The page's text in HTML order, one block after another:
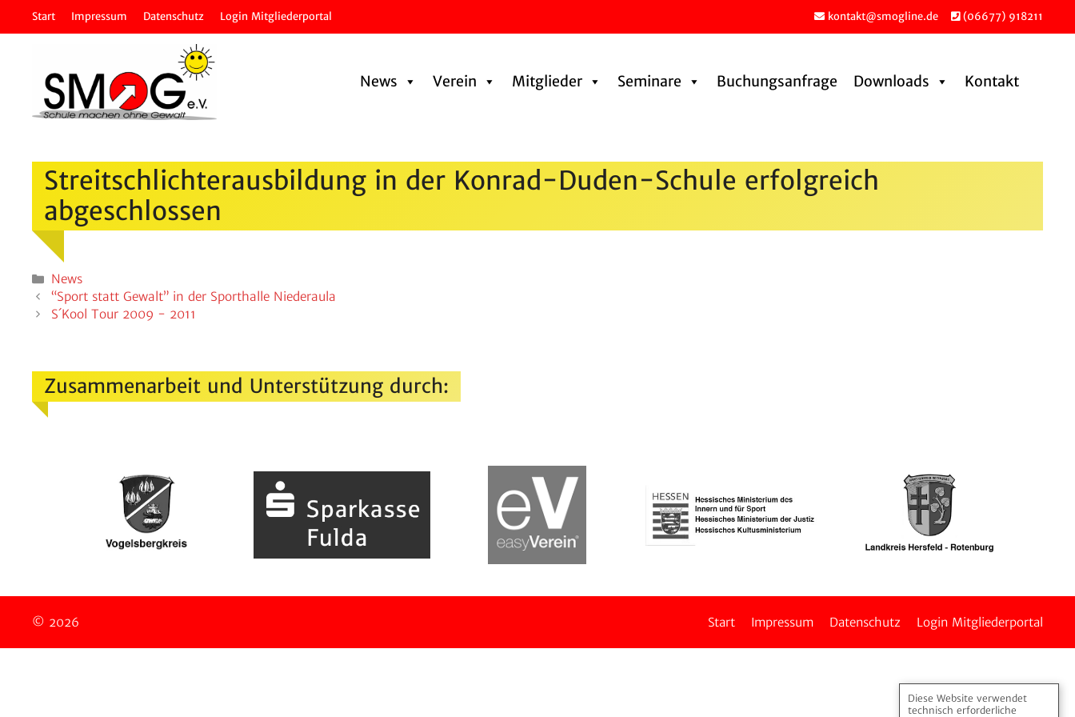
Inhalt
kontakt@smogline.de (06677) 918211
Start Impressum Daten­schutz Login Mitglie­der­portal
News Verein Mitglieder Seminare Buchungs­an­frage Downloads Kontakt
Streit­schlich­ter­aus­bil­dung in der Konrad-Duden-Schule erfolg­reich
abgeschlossen
Kategorien
News
“Sport statt Gewalt” in der Sport­halle Niederaula
S´Kool Tour 2009 - 2011
Zusammenarbeit und Unterstützung durch:
Start Impressum Daten­schutz Login Mitglie­der­portal
© 2026
Diese Website verwendet
technisch erforderliche